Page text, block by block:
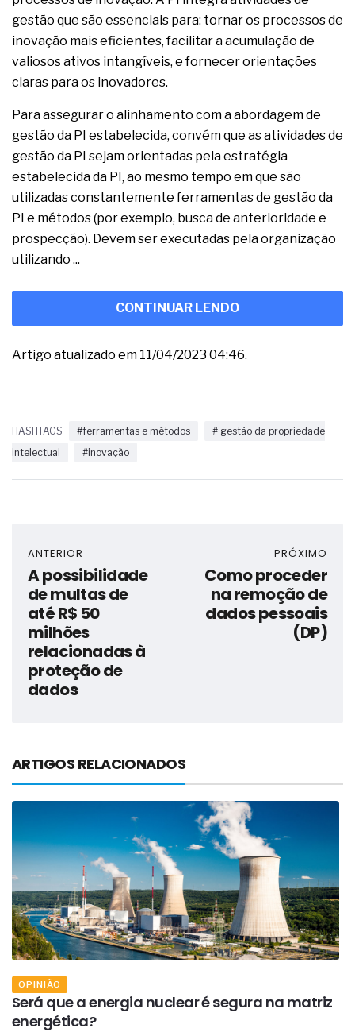
gestão que são essenciais para: tornar os processos de
inovação mais eficientes, facilitar a acumulação de
valiosos ativos intangíveis, e fornecer orientações
claras para os inovadores.
Para assegurar o alinhamento com a abordagem de
gestão da PI estabelecida, convém que as atividades de
gestão da PI sejam orientadas pela estratégia
estabelecida da PI, ao mesmo tempo em que são
utilizadas constantemente ferramentas de gestão da
PI e métodos (por exemplo, busca de anterioridade e
prospecção). Devem ser executadas pela organização
utilizando ...
CONTINUAR LENDO
Artigo atualizado em 11/04/2023 04:46.
HASHTAGS #ferramentas e métodos
# gestão da propriedade
intelectual
#inovação
ANTERIOR
A possibilidade
de multas de
até R$ 50
milhões
relacionadas à
proteção de
dados
PRÓXIMO
Como proceder
na remoção de
dados pessoais
(DP)
ARTIGOS RELACIONADOS
OPINIÃO
Será que a energia nuclear é segura na matriz
energética?